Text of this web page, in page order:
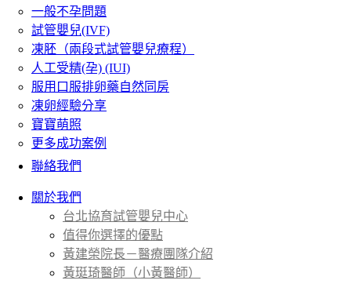
一般不孕問題
試管嬰兒(IVF)
凍胚（兩段式試管嬰兒療程）
人工受精(孕) (IUI)
服用口服排卵藥自然同房
凍卵經驗分享
寶寶萌照
更多成功案例
聯絡我們
關於我們
台北協育試管嬰兒中心
值得你選擇的優點
黃建榮院長－醫療團隊介紹
黃珽琦醫師（小黃醫師）